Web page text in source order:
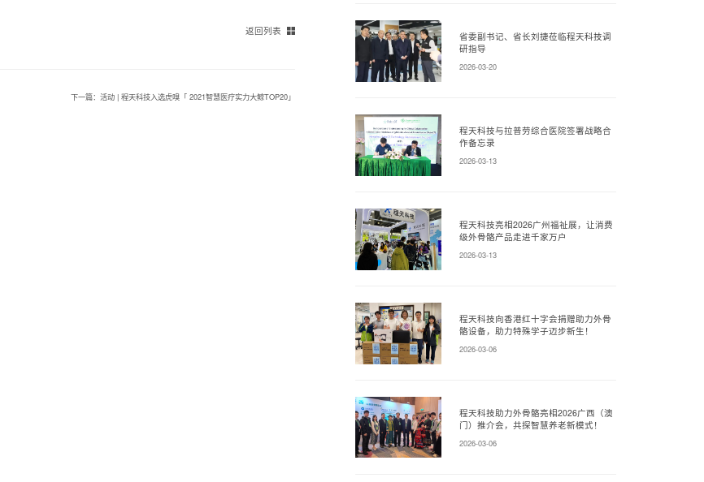
返回列表
下一篇：活动 | 程天科技入选虎嗅「 2021智慧医疗实力大鲸TOP20」
省委副书记、省长刘捷莅临程天科技调
研指导
2026-03-20
程天科技与拉普劳综合医院签署战略合
作备忘录
2026-03-13
程天科技亮相2026广州福祉展，让消费
级外骨骼产品走进千家万户
2026-03-13
程天科技向香港红十字会捐赠助力外骨
骼设备，助力特殊学子迈步新生！
2026-03-06
程天科技助力外骨骼亮相2026广西（澳
门）推介会，共探智慧养老新模式！
2026-03-06